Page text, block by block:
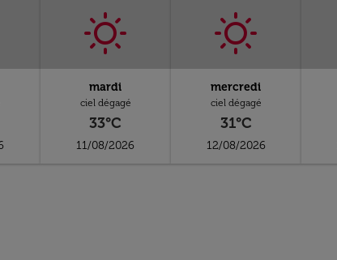
mardi
ciel dégagé
33°C
11/08/2026
mercredi
ciel dégagé
31°C
12/08/2026